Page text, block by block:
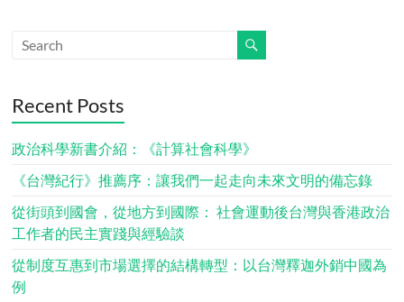
Recent Posts
政治科學新書介紹：《計算社會科學》
《台灣紀行》推薦序：讓我們一起走向未來文明的備忘錄
從街頭到國會，從地方到國際： 社會運動後台灣與香港政治
工作者的民主實踐與經驗談
從制度互惠到市場選擇的結構轉型：以台灣釋迦外銷中國為
例